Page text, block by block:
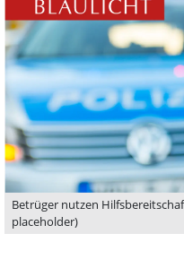
Betrüger nutzen
placeholder)